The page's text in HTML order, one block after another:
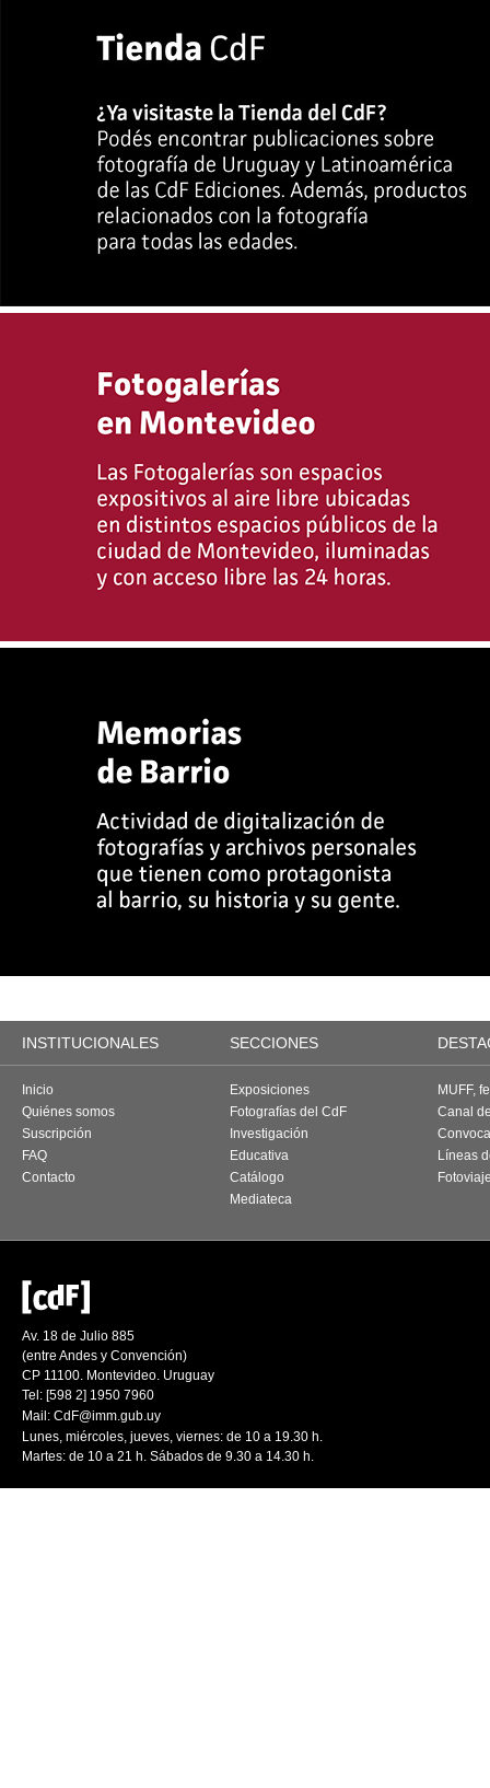
INSTITUCIONALES SECCIONES
Inicio
Quiénes somos
Suscripción
FAQ
Contacto
Exposiciones
Fotografías del CdF
Investigación
Educativa
Catálogo
Mediateca
MUFF,
Canal
Líneas
Av. 18 de Julio 885
(entre Andes y Convención)
CP 11100. Montevideo. Uruguay
Tel: [598 2] 1950 7960
Mail: CdF@imm.gub.uy
Lunes, miércoles, jueves, viernes: de 10 a 19.30 h.
Martes: de 10 a 21 h. Sábados de 9.30 a 14.30 h.